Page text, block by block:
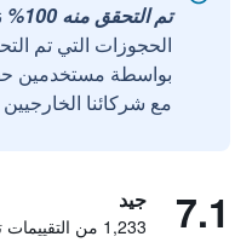
تم التحقق منه 100%
الحجوزات التي تم
مع شركائنا
7.1 جيد
1,233 من التقييمات تم التحقق منها